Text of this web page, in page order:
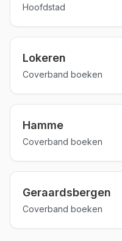
Hoofdstad
Lokeren
Coverband boeken
Hamme
Coverband boeken
Geraardsbergen
Coverband boeken